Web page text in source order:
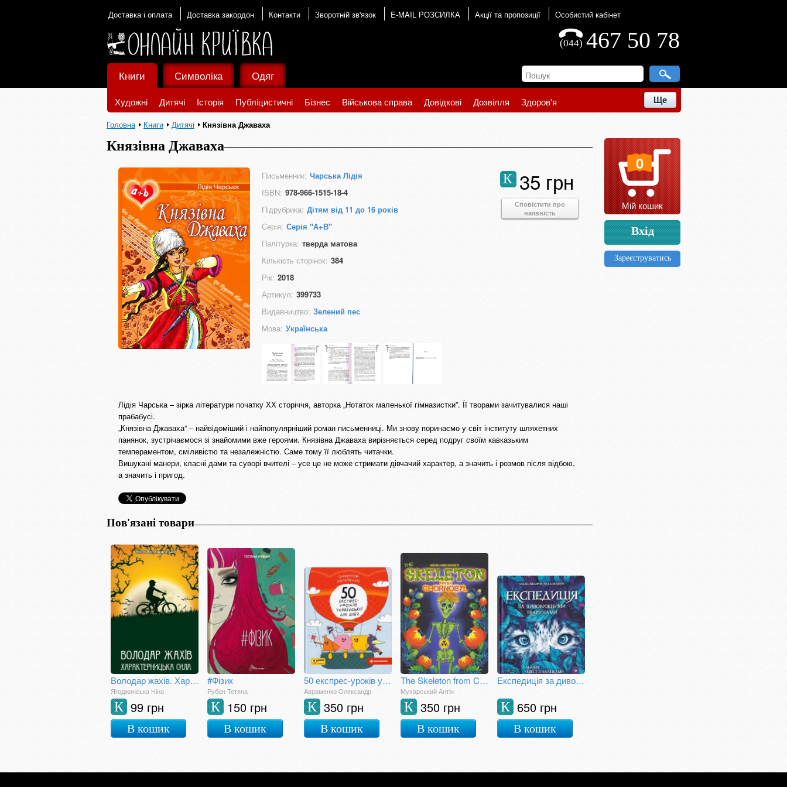
Доставка і оплата Доставка закордон Контакти Зворотній зв'язок E-MAIL РОЗСИЛКА Акції та пропозиції Особистий кабінет
467 50 78
(044)
Книги
Художні Дитячі Історія Публіцистичні Бізнес Військова справа Довідкові Дозвілля Здоров'я Ще
Символіка Одяг
Головна Книги Дитячі Князівна Джаваха
Князівна Джаваха
Письменник: Чарська Лідія
ISBN: 978-966-1515-18-4
Підрубрика: Дітям від 11 до 16 років
Серія: Серія "А+В"
Палітурка: тверда матова
Кількість сторінок: 384
Рік: 2018
Артикул: 399733
Видавництво: Зелений пес
Мова: Українська
35 грн
К
Сповістити про
наявність
Лідія Чарська – зірка літератури початку ХХ сторіччя, авторка „Нотаток маленької гімназистки”. Її творами зачитувалися наші
прабабусі.
„Князівна Джаваха” – найвідоміший і найпопулярніший роман письменниці. Ми знову поринаємо у світ інституту шляхетних
панянок, зустрічаємося зі знайомими вже героями. Князівна Джаваха вирізняється серед подруг своїм кавказьким
темпераментом, сміливістю та незалежністю. Саме тому її люблять читачки.
Вишукані манери, класні дами та суворі вчителі – усе це не може стримати дівчачий характер, а значить і розмов після відбою,
а значить і пригод.
Пов'язані товари
Володар жахів. Характерницька сила.
Ягоджинська Ніна
99 грн
К
В кошик
#Фізик
Рубан Тетяна
150 грн
К
В кошик
50 експрес-уроків української для дітей
Авраменко Олександр
350 грн
К
В кошик
The Skeleton from Chornobyl. A mystical tale for grown-up children
Мухарський Антін
350 грн
К
В кошик
Експедиція за дивовижними тваринами
650 грн
К
В кошик
0
Мій кошик
Вхід
Зареєструватись